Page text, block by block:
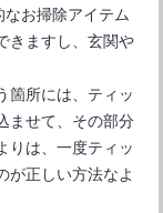
お掃除アイテム
きますし、玄関や
箇所には、ティッ
ませて、その部分
りは、一度ティッ
が正しい方法なよ